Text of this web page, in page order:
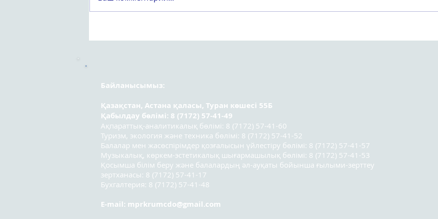
Байланысымыз:
Қазақстан, Астана қаласы, Туран көшесі 55Б
Қабылдау бөлімі: 8 (7172) 57-41-49
Ақпараттық-аналитикалық бөлімі: 8 (7172) 57-41-60
Туризм, экология және техника бөлімі: 8 (7172) 57-41-52
Балалар мен жасөспірімдер қозғалысын үйлестіру бөлімі: 8 (7172) 57-41-57
Музыкалық, көркем-эстетикалық шығармашылық бөлімі: 8 (7172) 57-41-53
Қосымша білім беру және балалардың әл-ауқаты бойынша ғылыми-зерттеу
зертханасы: 8 (7172) 57-41-17
Бухгалтерия: 8 (7172) 57-41-48
E-mail: mprkrumcdo@gmail.com